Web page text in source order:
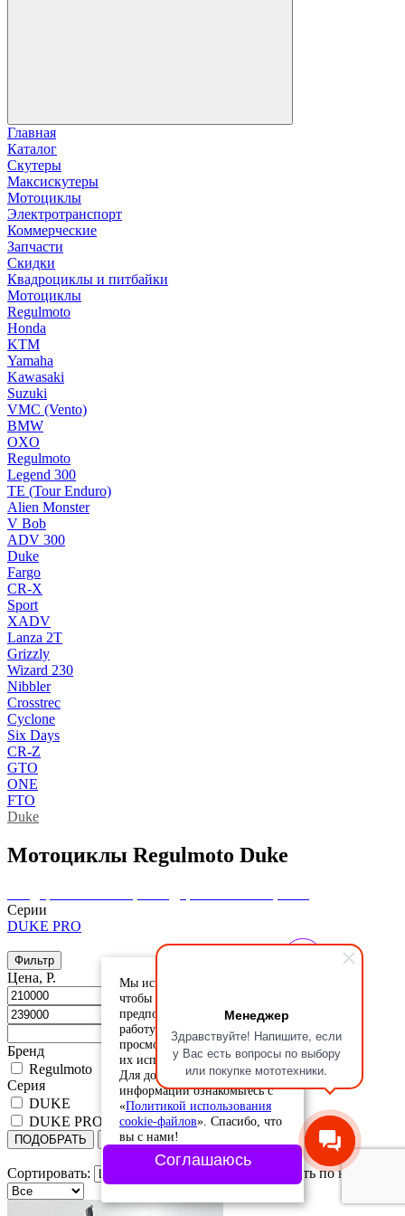
Менеджер
Здравствуйте! Напишите, если
у Вас есть вопросы по выбору
или покупке мототехники.
Главная
Каталог
Скутеры
Максискутеры
Мотоциклы
Электротранспорт
Коммерческие
Запчасти
Скидки
Квадроциклы и питбайки
Мотоциклы
Regulmoto
Honda
KTM
Yamaha
Kawasaki
Suzuki
VMC (Vento)
BMW
OXO
Regulmoto
Legend 300
TE (Tour Enduro)
Alien Monster
V Bob
ADV 300
Duke
Fargo
CR-X
Sport
XADV
Lanza 2T
Grizzly
Wizard 230
Nibbler
Crosstrec
Cyclone
Six Days
CR-Z
GTO
ONE
FTO
Duke
Мотоциклы Regulmoto Duke
Серии
DUKE PRO
Фильтр
Цена, Р.
Бренд
Regulmoto
Серия
DUKE
DUKE PRO
ПОДОБРАТЬ Сбросить
Сортировать: Сортировать по наличию:
Мы используем cookie-файлы,
чтобы учесть ваши
предпочтения и улучшить
работу сайта. Продолжая
просмотр, вы соглашаетесь с
их использованием.
Для дополнительной
информации ознакомьтесь с
«Политикой использования
cookie-файлов». Спасибо, что
вы с нами!
Соглашаюсь